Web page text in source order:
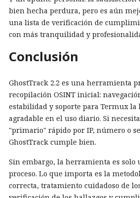
bien hecha perdura, pero es aún
una lista de verificación de
con más tranquilidad y
Conclusión
GhostTrack 2.2 es una herramienta
recopilación OSINT inicial:
estabilidad y soporte para Termux la
agradable en el uso diario. Si
"primario" rápido por IP, número o
GhostTrack cumple bien.
Sin embargo, la herramienta es solo
proceso. Lo que importa es la
correcta, tratamiento cuidadoso de